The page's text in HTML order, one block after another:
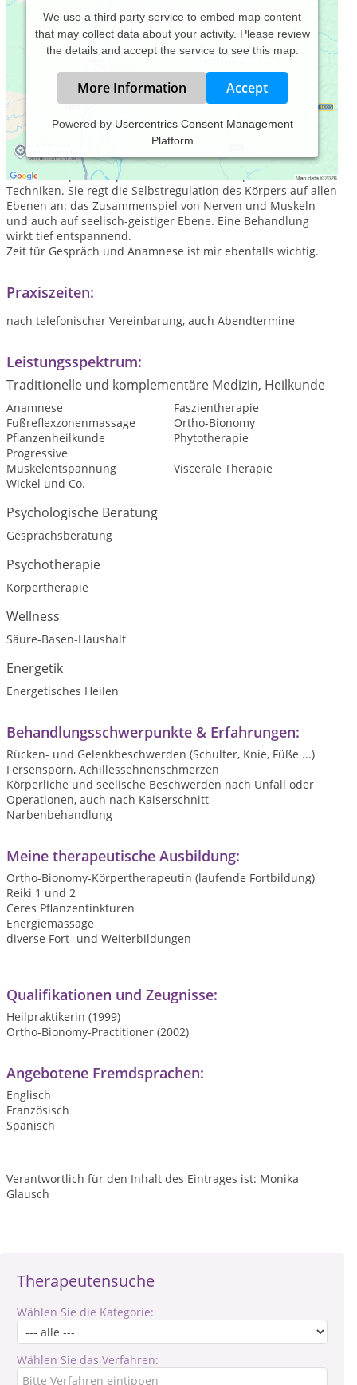
Therapeutensuche
Wählen Sie die Kategorie:
Wählen Sie das Verfahren:
We use a third party service to embed map content
that may collect data about your activity. Please review
the details and accept the service to see this map.
More Information Accept
Powered by Usercentrics Consent Management
Platform
Ich bin Heilpraktikerin seit 1999 und behandle
schwerpunktmäßig mit der Ortho-Bionomy-Methode, einer
sanften Körpertherapie basierend auf osteopathischen
Techniken. Sie regt die Selbstregulation des Körpers auf allen
Ebenen an: das Zusammenspiel von Nerven und Muskeln
und auch auf seelisch-geistiger Ebene. Eine Behandlung
wirkt tief entspannend.
Zeit für Gespräch und Anamnese ist mir ebenfalls wichtig.
Praxiszeiten:
nach telefonischer Vereinbarung, auch Abendtermine
Leistungsspektrum:
Traditionelle und komplementäre Medizin, Heilkunde
Anamnese
Faszientherapie
Fußreflexzonenmassage
Ortho-Bionomy
Pflanzenheilkunde
Phytotherapie
Progressive
Muskelentspannung
Viscerale Therapie
Wickel und Co.
Psychologische Beratung
Gesprächsberatung
Psychotherapie
Körpertherapie
Wellness
Säure-Basen-Haushalt
Energetik
Energetisches Heilen
Behandlungsschwerpunkte & Erfahrungen:
Rücken- und Gelenkbeschwerden (Schulter, Knie, Füße ...)
Fersensporn, Achillessehnenschmerzen
Körperliche und seelische Beschwerden nach Unfall oder
Operationen, auch nach Kaiserschnitt
Narbenbehandlung
Meine therapeutische Ausbildung:
Ortho-Bionomy-Körpertherapeutin (laufende Fortbildung)
Reiki 1 und 2
Ceres Pflanzentinkturen
Energiemassage
diverse Fort- und Weiterbildungen
Qualifikationen und Zeugnisse:
Heilpraktikerin (1999)
Ortho-Bionomy-Practitioner (2002)
Angebotene Fremdsprachen:
Englisch
Französisch
Spanisch
Verantwortlich für den Inhalt des Eintrages ist: Monika
Glausch